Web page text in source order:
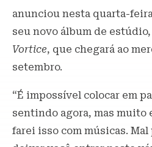
anunciou nesta quarta-
seu novo álbum de
Vortice, que chegará ao
setembro.
“É impossível colocar em
sentindo agora, mas muito
farei isso com músicas. Mal